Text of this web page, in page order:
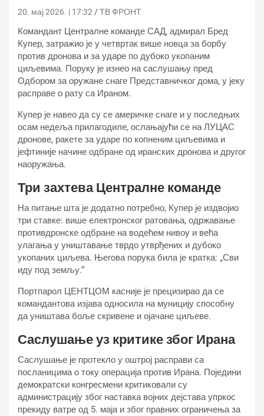
20. мај 2026. | 17:32 ТВ ФРОНТ
Командант Централне команде САД, адмирал Бред
Купер, затражио је у четвртак више новца за борбу
против дронова и за ударе по дубоко укопаним
циљевима. Поруку је изнео на саслушању пред
Одбором за оружане снаге Представничког дома, у јеку
расправе о рату са Ираном.
Купер је навео да су се америчке снаге и у последњих
осам недеља прилагодиле, ослањајући се на ЛУЦАС
дронове, ракете за ударе по копненим циљевима и
јефтиније начине одбране од иранских дронова и другог
наоружања.
Три захтева Централне команде
На питање шта је додатно потребно, Купер је издвојио
три ставке: више електронског ратовања, одржавање
противдронске одбране на водећем нивоу и већа
улагања у уништавање тврдо утврђених и дубоко
укопаних циљева. Његова порука била је кратка: „Сви
иду под земљу.“
Портпарол ЦЕНТЦОМ касније је прецизирао да се
командантова изјава односила на муницију способну
да уништава боље скривене и ојачане циљеве.
Саслушање уз критике због Ирана
Саслушање је протекло у оштрој расправи са
посланицима о току операција против Ирана. Поједини
демократски конгресмени критиковали су
администрацију због наставка војних дејстава упркос
прекиду ватре од 5. маја и због правних ограничења за